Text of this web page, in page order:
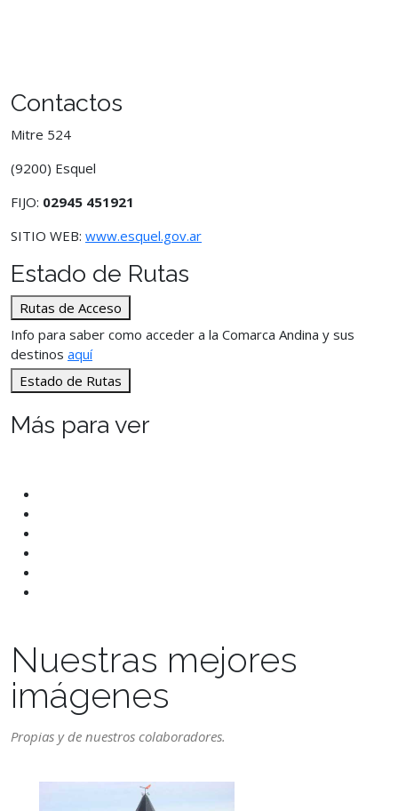
Contactos
Mitre 524
(9200) Esquel
FIJO: 02945 451921
SITIO WEB: www.esquel.gov.ar
Estado de Rutas
Rutas de Acceso
Info para saber como acceder a la Comarca Andina y sus
destinos aquí
Estado de Rutas
Más para ver
Nuestras mejores
imágenes
Propias y de nuestros colaboradores.